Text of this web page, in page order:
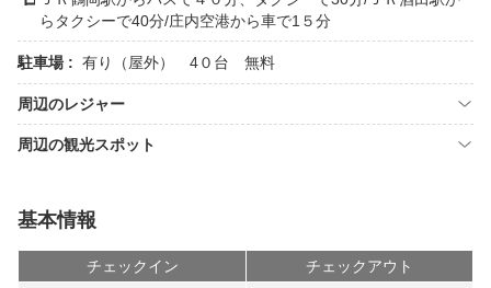
らタクシーで40分/庄内空港から車で1５分
駐車場 : 有り（屋外） 4０台 無料
周辺のレジャー
周辺の観光スポット
基本情報
チェックイン
チェックアウト